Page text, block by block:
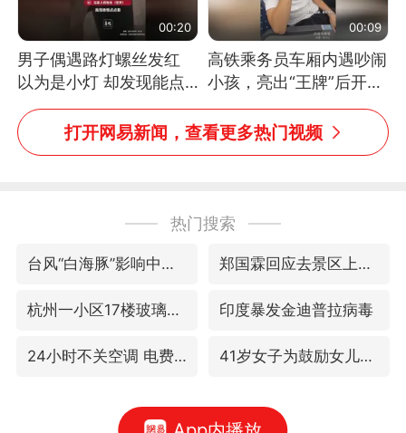
00:20
男子偶遇路灯螺丝发红
以为是小灯 却发现能点
燃香烟 当事人：已报警
处理
00:09
高铁乘务员车厢内遇吵闹
小孩，亮出“王牌”后开启
一键静音
打开网易新闻，查看更多热门视频
热门搜索
台风“白海豚”影响中国已成定局 郑国霖回应去景区上班被保安拦下
杭州一小区17楼玻璃幕墙爆裂 印度暴发金迪普拉病毒
24小时不关空调 电费反而更低？ 41岁女子为鼓励女儿考上985研究生